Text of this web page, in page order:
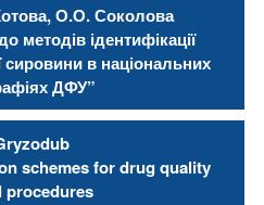
О.О. Соколова
методів ідентифікації
сировини в національних
ДФУ”
schemes for drug quality
procedures